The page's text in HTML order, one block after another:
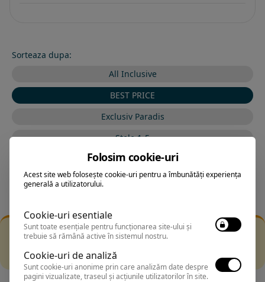
Sorteaza dupa:
All Inclusive
BEST PRICE
Exclusiv Paradis
Stele 1-5
Stele 5-1
Filtrarea nu a returnat niciun rezultat
alte fitre.
Folosim cookie-uri
Acest site web folosește cookie-uri pentru a îmbunătăți experiența
generală a utilizatorului.
Cookie-uri esentiale
Sunt toate esențiale pentru funcționarea site-ului și
trebuie să rămână active în sistemul nostru.
Cookie-uri de analiză
Sunt cookie-uri anonime prin care analizăm date despre
pagini vizualizate, traseul și acțiunile utilizatorilor în site.